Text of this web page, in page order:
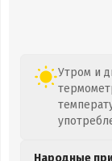
Утром и
Народные